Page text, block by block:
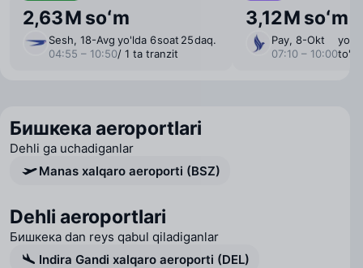
2,63 M soʻm
Sesh, 18-Avg
04:55 – 10:50
yo'lda 6 ⁠soat 25 ⁠daq.
/ 1 ta tranzit
3,12 M soʻm
Pay, 8-Okt
07:10 – 10:00
Бишкека aeroportlari
Dehli ga uchadiganlar
Manas xalqaro aeroporti (BSZ)
Dehli aeroportlari
Бишкека dan reys qabul qiladiganlar
Indira Gandi xalqaro aeroporti (DEL)